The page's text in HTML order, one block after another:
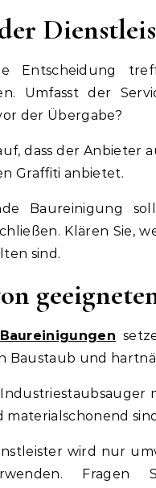
Entscheidung
Umfasst der
der Übergabe?
dass der Anbieter
Graffiti anbietet.
Baureinigung
Klären Sie,
sind.
Baureinigungen
Baustaub und
wird nur